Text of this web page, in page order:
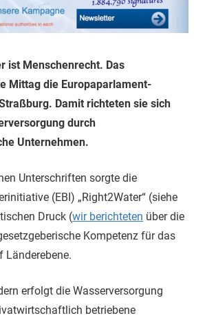
ist Menschenrecht. Das
Mittag die Europaparlament-
Damit richteten sie sich
durch
Unternehmen.
Unterschriften sorgte die
(EBI) „Right2Water“ (siehe
Druck (wir berichteten über die
Kompetenz für das
Länderebene.
erfolgt die Wasserversorgung
betriebene